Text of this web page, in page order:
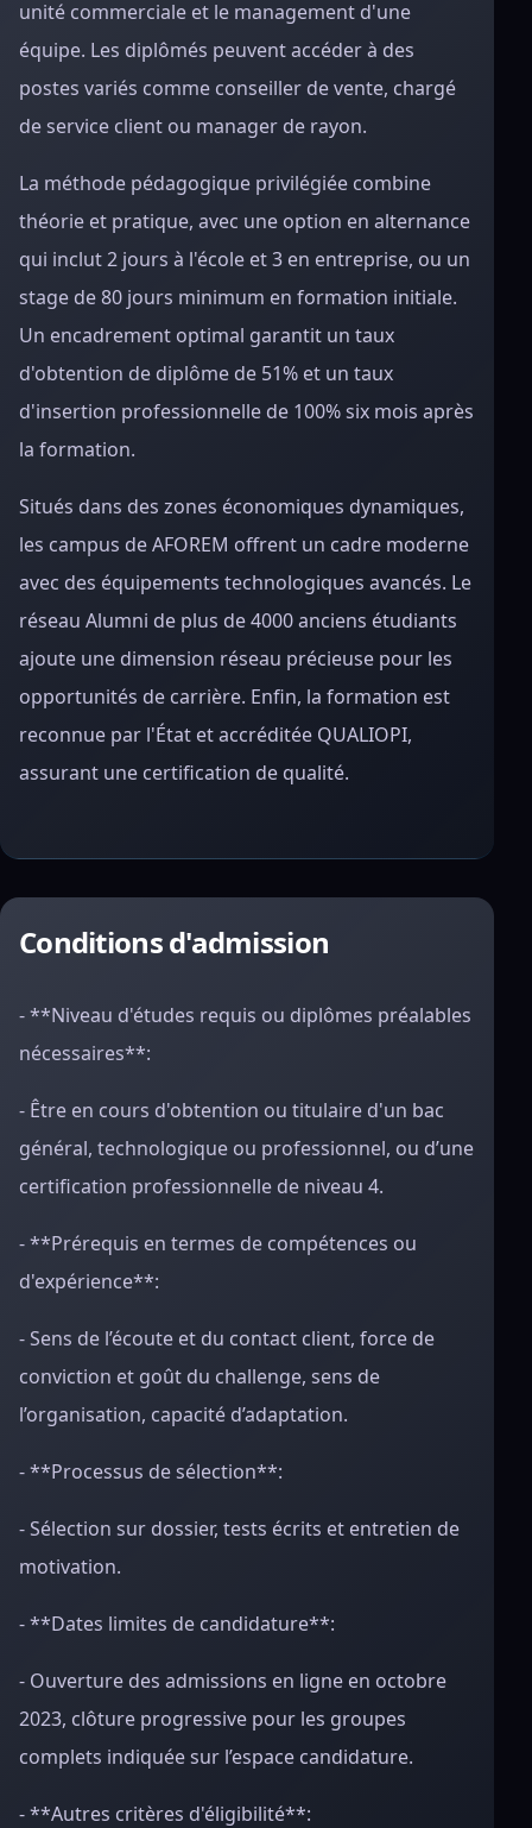
unité commerciale et le management d'une
équipe. Les diplômés peuvent accéder à des
postes variés comme conseiller de vente, chargé
de service client ou manager de rayon.
La méthode pédagogique privilégiée combine
théorie et pratique, avec une option en alternance
qui inclut 2 jours à l'école et 3 en entreprise, ou un
stage de 80 jours minimum en formation initiale.
Un encadrement optimal garantit un taux
d'obtention de diplôme de 51% et un taux
d'insertion professionnelle de 100% six mois après
la formation.
Situés dans des zones économiques dynamiques,
les campus de AFOREM offrent un cadre moderne
avec des équipements technologiques avancés. Le
réseau Alumni de plus de 4000 anciens étudiants
ajoute une dimension réseau précieuse pour les
opportunités de carrière. Enfin, la formation est
reconnue par l'État et accréditée QUALIOPI,
assurant une certification de qualité.
Conditions d'admission
- **Niveau d'études requis ou diplômes préalables
nécessaires**:
- Être en cours d'obtention ou titulaire d'un bac
général, technologique ou professionnel, ou d’une
certification professionnelle de niveau 4.
- **Prérequis en termes de compétences ou
d'expérience**:
- Sens de l’écoute et du contact client, force de
conviction et goût du challenge, sens de
l’organisation, capacité d’adaptation.
- **Processus de sélection**:
- Sélection sur dossier, tests écrits et entretien de
motivation.
- **Dates limites de candidature**:
- Ouverture des admissions en ligne en octobre
2023, clôture progressive pour les groupes
complets indiquée sur l’espace candidature.
- **Autres critères d'éligibilité**: